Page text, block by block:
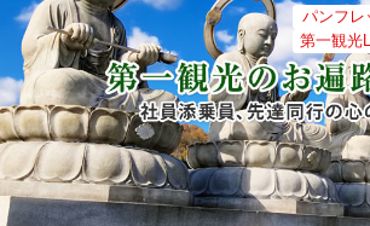
パンフレ
第一観光